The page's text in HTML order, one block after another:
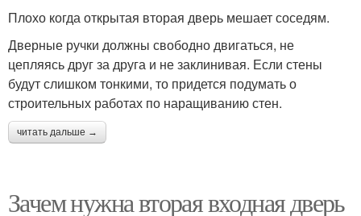
Плохо когда открытая вторая дверь мешает соседям.
Дверные ручки должны свободно двигаться, не
цепляясь друг за друга и не заклинивая. Если стены
будут слишком тонкими, то придется подумать о
строительных работах по наращиванию стен.
читать дальше →
Зачем нужна вторая входная дверь